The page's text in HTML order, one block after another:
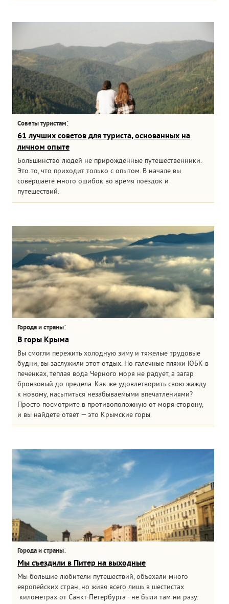
Советы туристам:
61 лучших советов для туриста, основанных на
личном опыте
Большинство людей не прирожденные путешественники.
Это то, что приходит только с опытом. В начале вы
совершаете много ошибок во время поездок и
путешествий.
Города и страны:
В горы Крыма
Вы смогли пережить холодную зиму и тяжелые трудовые
будни, вы заслужили этот отдых. Но галечные пляжи ЮБК в
печенках, теплая вода Черного моря не радует, а загар
бронзовый до предела. Как же удовлетворить свою жажду
к новому, насытиться незабываемыми впечатлениями?
Просто посмотрите в противоположную от моря сторону,
и вы найдете ответ — это Крымские горы.
Города и страны:
Мы съездили в Питер на выходные
Мы большие любители путешествий, объехали много
европейских стран, но живя всего лишь в шестистах
километрах от Санкт-Петербурга - не были там ни разу.